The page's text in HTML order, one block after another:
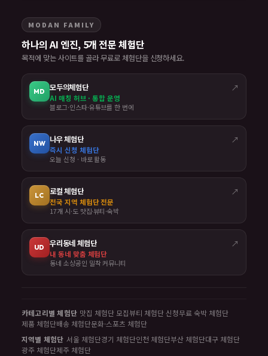
MODAN FAMILY
하나의 AI 엔진, 5개 전문 체험단
목적에 맞는 사이트를 골라 무료로 체험단을 신청하세요.
MD 모두의체험단 ↗
AI 매칭 허브 · 통합 운영
블로그·인스타·유튜브를 한 번에
NW 나우 체험단 ↗
즉시 신청 체험단
오늘 신청 · 바로 활동
LC 로컬 체험단 ↗
전국 지역 체험단 전문
17개 시·도 맛집·뷰티·숙박
UD 우리동네 체험단 ↗
내 동네 맞춤 체험단
동네 소상공인 밀착 커뮤니티
카테고리별 체험단 맛집 체험단 모집뷰티 체험단 신청무료 숙박 체험단
제품 체험단배송 체험단문화·스포츠 체험단
지역별 체험단 서울 체험단경기 체험단인천 체험단부산 체험단대구 체험단
광주 체험단제주 체험단